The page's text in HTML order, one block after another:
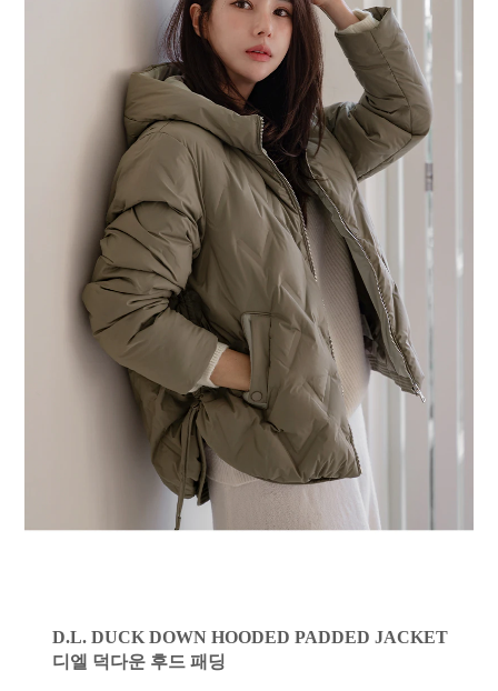
D.L. DUCK DOWN HOODED PADDED JACKET
디엘 덕다운 후드 패딩